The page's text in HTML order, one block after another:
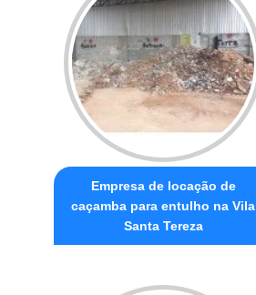
Empresa de locação de
caçamba para entulho na Vila
Santa Tereza